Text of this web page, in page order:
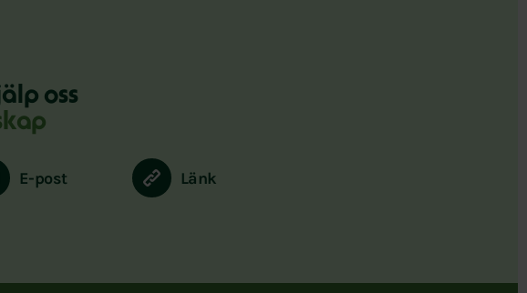
oss
E-post Länk